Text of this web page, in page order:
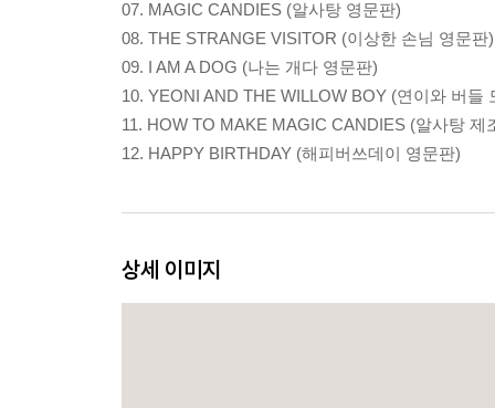
07. MAGIC CANDIES (알사탕 영문판)
08. THE STRANGE VISITOR (이상한 손님 영문판)
09. I AM A DOG (나는 개다 영문판)
10. YEONI AND THE WILLOW BOY (연이와 버들
11. HOW TO MAKE MAGIC CANDIES (알사탕 제
12. HAPPY BIRTHDAY (해피버쓰데이 영문판)
상세 이미지